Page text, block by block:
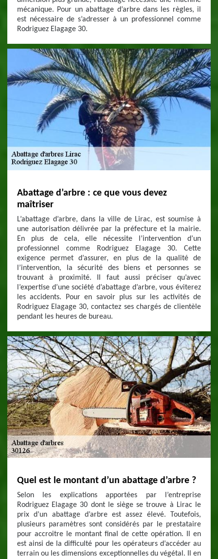
mécanique. Pour un abattage d’arbre dans les règles, il
est nécessaire de s’adresser à un professionnel comme
Rodriguez Elagage 30.
Abattage d’arbre : ce que vous devez
maîtriser
L’abattage d’arbre, dans la ville de Lirac, est soumise à
une autorisation délivrée par la préfecture et la mairie.
En plus de cela, elle nécessite l’intervention d’un
professionnel comme Rodriguez Elagage 30. Cette
exigence permet d’assurer, en plus de la qualité de
l’intervention, la sécurité des biens et personnes se
trouvant à proximité. Il faut aussi préciser qu’avec
l’expertise d’une société d’abattage d’arbre, vous éviterez
les accidents. Pour en savoir plus sur les activités de
Rodriguez Elagage 30, contactez ses chargés de clientèle
pendant les heures de bureau.
Quel est le montant d’un abattage d’arbre ?
Selon les explications apportées par l’entreprise
Rodriguez Elagage 30 dont le siège se trouve à Lirac le
prix d’un abattage d’arbre est assez élevé. Toutefois,
plusieurs paramètres sont considérés par le prestataire
pour accroitre le montant final de cette opération. Il en
est ainsi de la difficulté pour les opérateurs d’accéder au
terrain ou les dimensions exceptionnelles du végétal. Il en